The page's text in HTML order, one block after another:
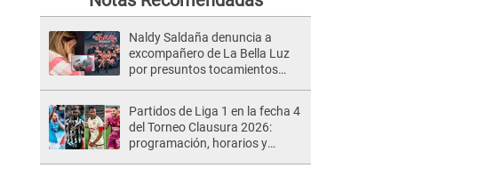
Naldy Saldaña denuncia a
excompañero de La Bella Luz
por presuntos tocamientos
Partidos de Liga 1 en la fecha 4
del Torneo Clausura 2026:
programación, horarios y